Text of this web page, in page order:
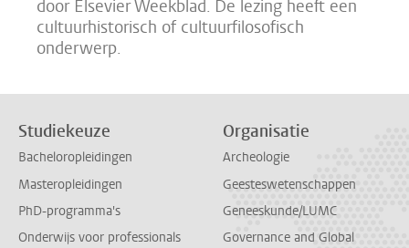
door Elsevier Weekblad. De lezing heeft een
cultuurhistorisch of cultuurfilosofisch
onderwerp.
Studiekeuze
Bacheloropleidingen
Masteropleidingen
PhD-programma's
Onderwijs voor professionals
Organisatie
Archeologie
Geesteswetenschappen
Geneeskunde/LUMC
Governance and Global